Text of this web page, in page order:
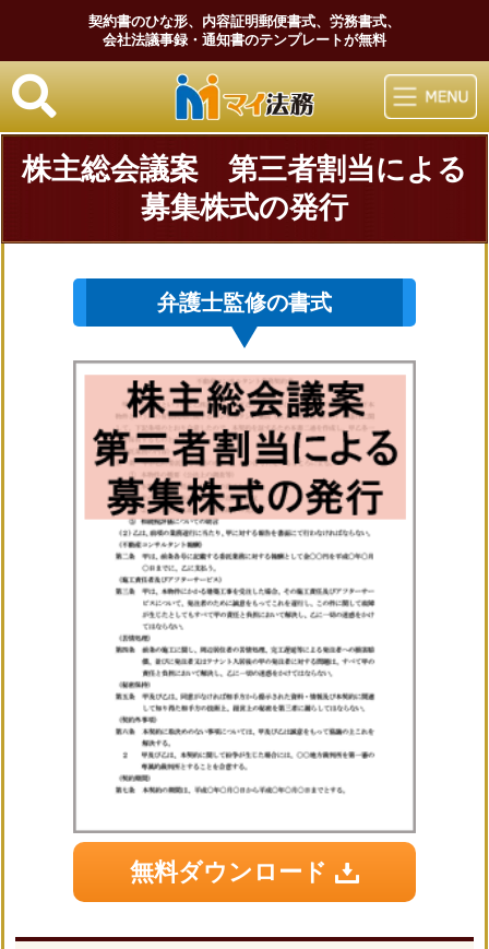
契約書のひな形、内容証明郵便書式、労務書式、
会社法議事録・通知書のテンプレートが無料
マイ法務
株主総会議案 第三者割当による
募集株式の発行
弁護士監修の書式
無料ダウンロード